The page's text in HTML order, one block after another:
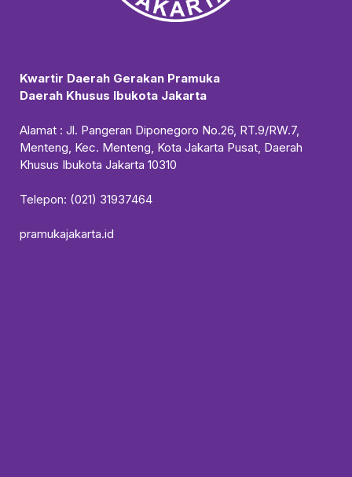
Kwartir Daerah Gerakan Pramuka
Daerah Khusus Ibukota Jakarta
Alamat : Jl. Pangeran Diponegoro No.26, RT.9/RW.7,
Menteng, Kec. Menteng, Kota Jakarta Pusat, Daerah
Khusus Ibukota Jakarta 10310
Telepon: (021) 31937464
pramukajakarta.id